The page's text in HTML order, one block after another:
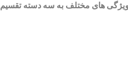
های مختلف به سه دسته